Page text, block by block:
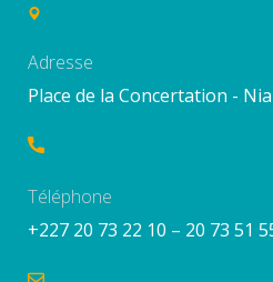
Adresse
Place de la Concertation -
Téléphone
+227 20 73 22 10 – 20 73 51